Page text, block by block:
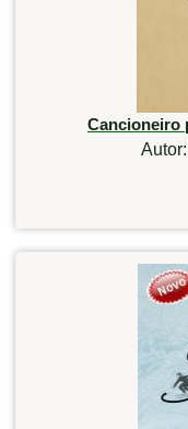
Cancioneiro
Autor: